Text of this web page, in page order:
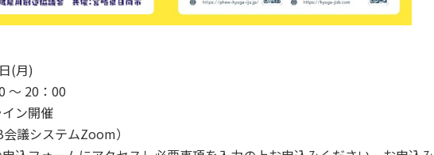
(月)
：00
ン開催
ステムZoom）